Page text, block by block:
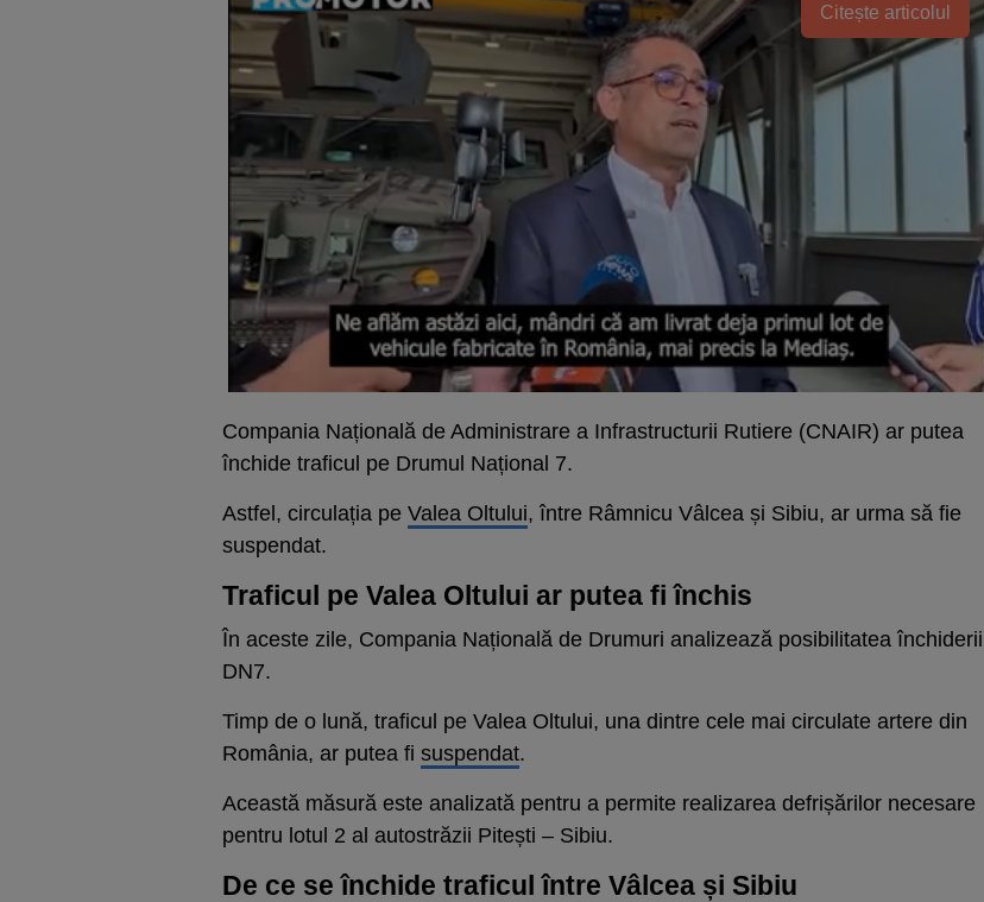
Citește articolul
Compania Națională de Administrare a Infrastructurii Rutiere (CNAIR) ar putea
închide traficul pe Drumul Național 7.
Astfel, circulația pe Valea Oltului, între Râmnicu Vâlcea și Sibiu, ar urma să fie
suspendat.
Traficul pe Valea Oltului ar putea fi închis
În aceste zile, Compania Națională de Drumuri analizează posibilitatea închiderii
DN7.
Timp de o lună, traficul pe Valea Oltului, una dintre cele mai circulate artere din
România, ar putea fi suspendat.
Această măsură este analizată pentru a permite realizarea defrișărilor necesare
pentru lotul 2 al autostrăzii Pitești – Sibiu.
De ce se închide traficul între Vâlcea și Sibiu